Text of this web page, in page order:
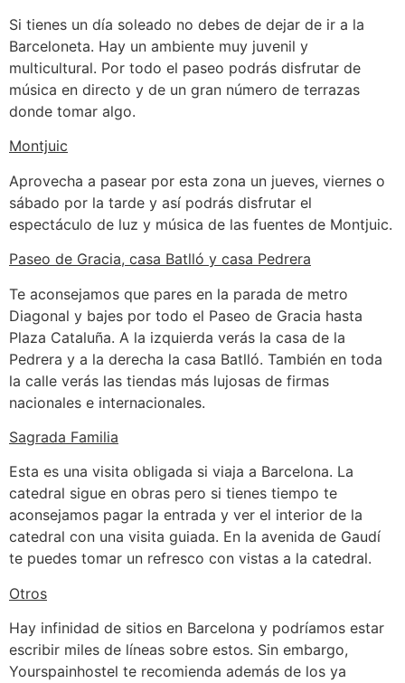
Si tienes un día soleado no debes de dejar de ir a la
Barceloneta. Hay un ambiente muy juvenil y
multicultural. Por todo el paseo podrás disfrutar de
música en directo y de un gran número de terrazas
donde tomar algo.
Montjuic
Aprovecha a pasear por esta zona un jueves, viernes o
sábado por la tarde y así podrás disfrutar el
espectáculo de luz y música de las fuentes de Montjuic.
Paseo de Gracia, casa Batlló y casa Pedrera
Te aconsejamos que pares en la parada de metro
Diagonal y bajes por todo el Paseo de Gracia hasta
Plaza Cataluña. A la izquierda verás la casa de la
Pedrera y a la derecha la casa Batlló. También en toda
la calle verás las tiendas más lujosas de firmas
nacionales e internacionales.
Sagrada Familia
Esta es una visita obligada si viaja a Barcelona. La
catedral sigue en obras pero si tienes tiempo te
aconsejamos pagar la entrada y ver el interior de la
catedral con una visita guiada. En la avenida de Gaudí
te puedes tomar un refresco con vistas a la catedral.
Otros
Hay infinidad de sitios en Barcelona y podríamos estar
escribir miles de líneas sobre estos. Sin embargo,
Yourspainhostel te recomienda además de los ya